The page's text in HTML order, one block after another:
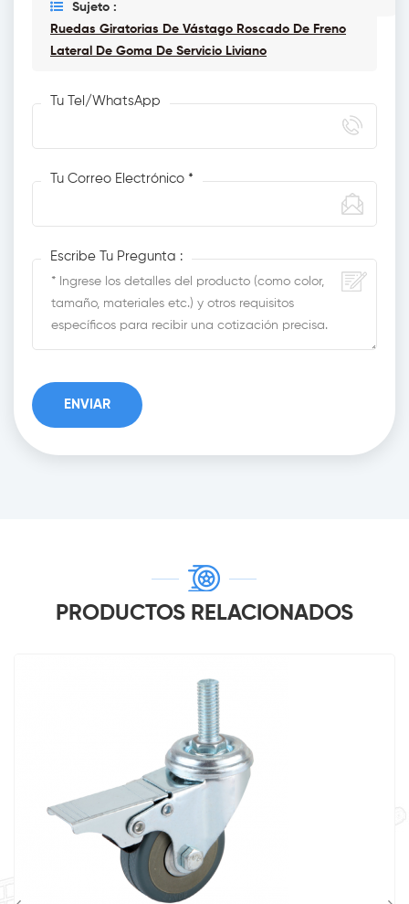
Sujeto :
Ruedas Giratorias De Vástago Roscado De Freno
Lateral De Goma De Servicio Liviano
Tu Tel/WhatsApp
Tu Correo Electrónico *
Escribe Tu Pregunta :
PRODUCTOS RELACIONADOS